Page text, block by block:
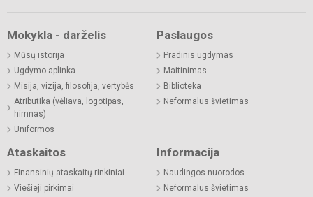
Mokykla - darželis
Mūsų istorija
Ugdymo aplinka
Misija, vizija, filosofija, vertybės
Atributika (vėliava, logotipas,
himnas)
Uniformos
Paslaugos
Pradinis ugdymas
Maitinimas
Biblioteka
Neformalus švietimas
Ataskaitos
Finansinių ataskaitų rinkiniai
Viešieji pirkimai
Informacija
Naudingos nuorodos
Neformalus švietimas